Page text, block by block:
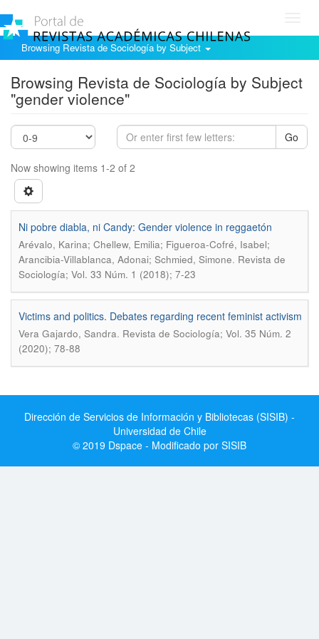
Browsing Revista de Sociología by Subject
Browsing Revista de Sociología by Subject
"gender violence"
Go
Now showing items 1-2 of 2
Ni pobre diabla, ni Candy: Gender violence in reggaetón
Arévalo, Karina; Chellew, Emilia; Figueroa-Cofré, Isabel;
Arancibia-Villablanca, Adonai; Schmied, Simone. Revista de
Sociología; Vol. 33 Núm. 1 (2018); 7-23
Victims and politics. Debates regarding recent feminist activism
Vera Gajardo, Sandra. Revista de Sociología; Vol. 35 Núm. 2
(2020); 78-88
Dirección de Servicios de Información y Bibliotecas (SISIB) -
Universidad de Chile
© 2019 Dspace - Modificado por SISIB